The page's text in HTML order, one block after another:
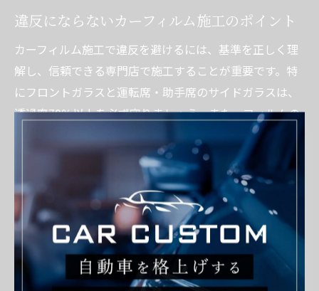
違反にならないカーフィルム施工のポイント
カーフィルム施工で違反を避けるには、基準を正しく理
解し、信頼できる専門店で施工することが重要です。特
にフロントガラスと運転席・助手席のサイドガラスは、
透過率70％以上を必ず守りましょう。また、フィルムの
剥がれや変色が起きた場合も、整備不良とみなされる可
能性があります。
違反を防ぐための具体的なポイントは以下の通りです。
違反回避のためのチェックリスト
施工前に可視光線透過率を測定し、証明書を発行して
もらう
フロント・前席サイド以外は、用途や好みに合わせて